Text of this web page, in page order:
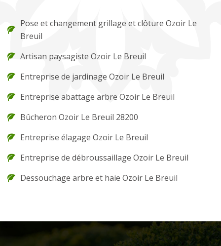
Pose et changement grillage et clôture Ozoir Le
Breuil
Artisan paysagiste Ozoir Le Breuil
Entreprise de jardinage Ozoir Le Breuil
Entreprise abattage arbre Ozoir Le Breuil
Bûcheron Ozoir Le Breuil 28200
Entreprise élagage Ozoir Le Breuil
Entreprise de débroussaillage Ozoir Le Breuil
Dessouchage arbre et haie Ozoir Le Breuil